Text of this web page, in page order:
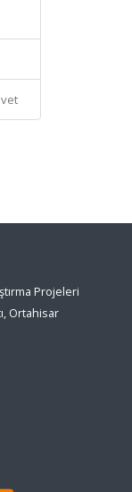
Projeleri
Ortahisar